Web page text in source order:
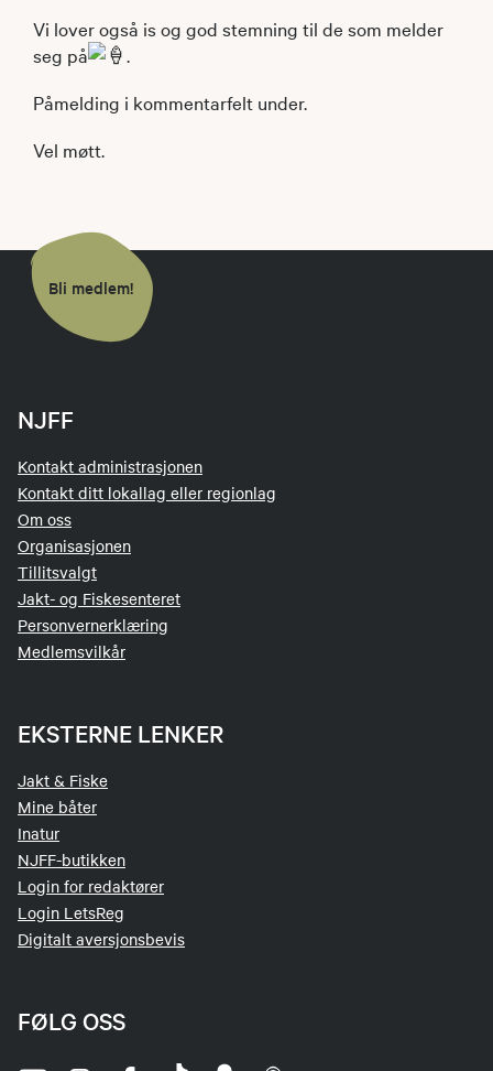
Vi lover også is og god stemning til de som melder
seg på
.
Påmelding i kommentarfelt under.
Vel møtt.
Bli medlem!
NJFF
Kontakt administrasjonen
Kontakt ditt lokallag eller regionlag
Om oss
Organisasjonen
Tillitsvalgt
Jakt- og Fiskesenteret
Personvernerklæring
Medlemsvilkår
EKSTERNE LENKER
Jakt & Fiske
Mine båter
Inatur
NJFF-butikken
Login for redaktører
Login LetsReg
Digitalt aversjonsbevis
FØLG OSS